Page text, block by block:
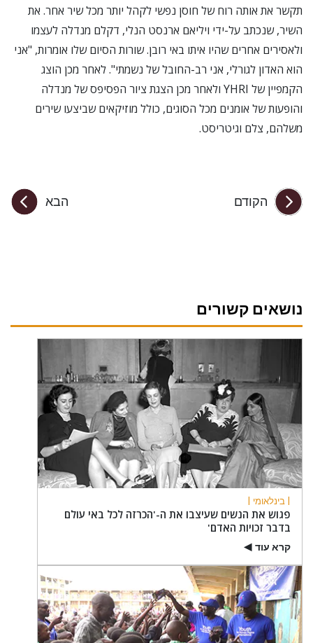
תקשר את אותה רוח של חוסן נפשי לקהל יותר מכל שיר אחר. את
השיר, שנכתב על-ידי ויליאם ארנסט הנלי, דקלם מנדלה לעצמו
ולאסירים אחרים שהיו איתו באי רובן. שורות הסיום שלו אומרות, "אני
הוא האדון לגורלי, אני רב-החובל של נשמתי". לאחר מכן הוצג
הקמפיין של YHRI ולאחר מכן הצגת ציור הפסיפס של מנדלה
והופעות של אומנים מכל הסוגים, כולל מוזיקאים שביצעו שירים
משלהם, צלם וגיטריסט.
הקודם הבא
נושאים קשורים
| בינלאומי |
פגוש את הנשים שעיצבו את ה-'הכרזה לכל באי עולם
בדבר זכויות האדם'
קרא עוד ▶